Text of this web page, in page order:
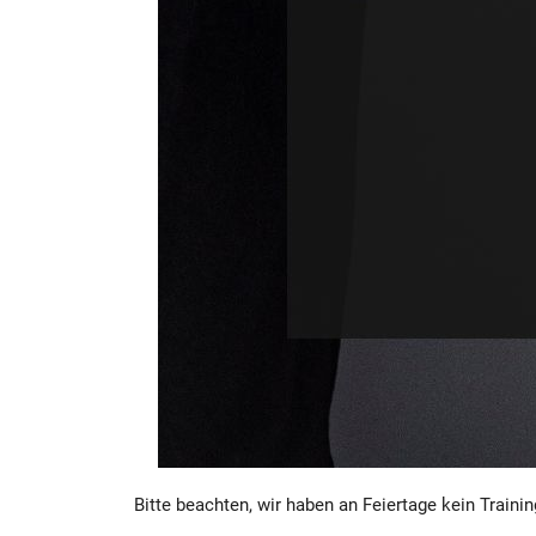
Bitte beachten, wir haben an Feiertage kein